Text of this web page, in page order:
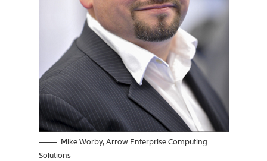
Mike Worby, Arrow Enterprise Computing
Solutions